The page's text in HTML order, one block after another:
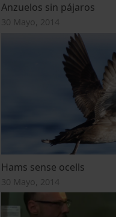
Anzuelos sin pájaros
30 Mayo, 2014
Hams sense ocells
30 Mayo, 2014